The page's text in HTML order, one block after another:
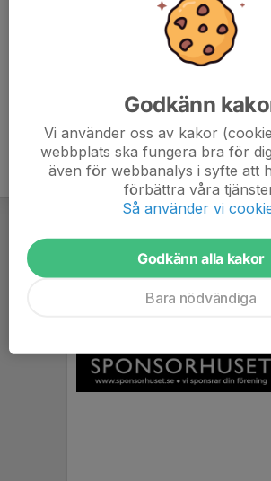
Godkänn
Vi använder oss av kakor
webbplats ska fungera bra för
även för webbanalys i syfte att
förbättra våra
Så använder vi
Godkänn alla kakor
Bara nödvändiga